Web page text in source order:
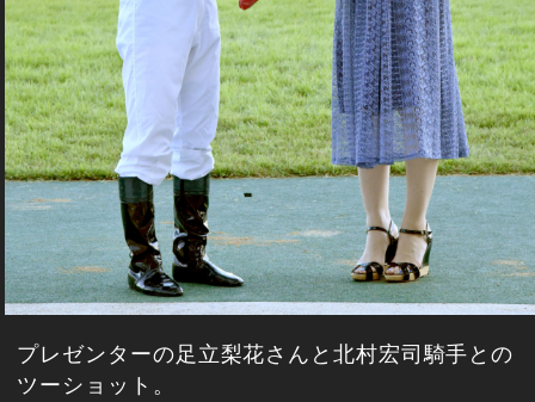
プレゼンターの足立梨花さんと北村宏司騎手との
ツーショット。